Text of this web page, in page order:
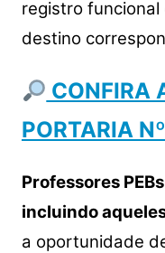
registro funcional
destino
CONFIRA
PORTARIA
Professores PEBs
incluindo
a oportunidade